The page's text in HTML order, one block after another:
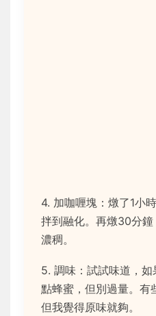
4. 加咖喱塊：燉了1小
拌到融化。再燉30分
濃稠。
5. 調味：試試味道，
點蜂蜜，但別過量。有
但我覺得原味就夠。